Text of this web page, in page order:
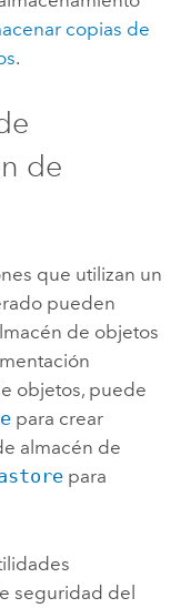
copias de
.
de
que utilizan un
pueden
de objetos
objetos, puede
para crear
almacén de
para
seguridad del